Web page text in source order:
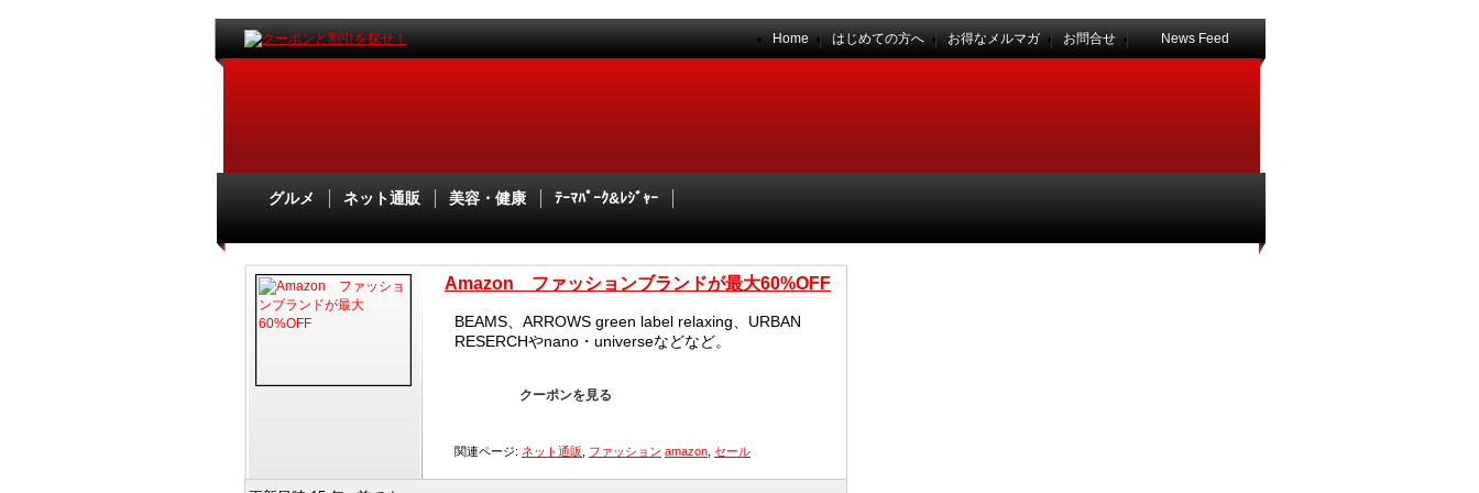
News Feed
お問合せ
お得なメルマガ
はじめての方へ
Home
グルメ ネット通販 美容・健康 ﾃｰﾏﾊﾟｰｸ&ﾚｼﾞｬｰ
Amazon ファッションブランドが最大60%OFF
BEAMS、ARROWS green label relaxing、URBAN
RESERCHやnano・universeなどなど。
クーポンを見る
関連ページ: ネット通販 ファッション amazon セール